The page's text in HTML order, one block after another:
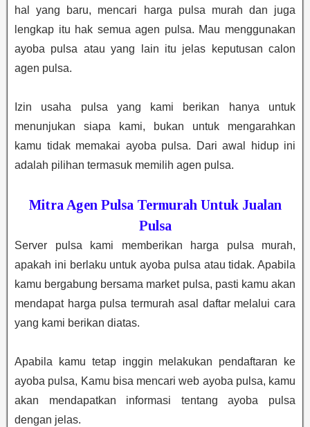
hal yang baru, mencari harga pulsa murah dan juga
lengkap itu hak semua agen pulsa. Mau menggunakan
ayoba pulsa atau yang lain itu jelas keputusan calon
agen pulsa.
Izin usaha pulsa yang kami berikan hanya untuk
menunjukan siapa kami, bukan untuk mengarahkan
kamu tidak memakai ayoba pulsa. Dari awal hidup ini
adalah pilihan termasuk memilih agen pulsa.
Mitra Agen Pulsa Termurah Untuk Jualan
Pulsa
Server pulsa kami memberikan harga pulsa murah,
apakah ini berlaku untuk ayoba pulsa atau tidak. Apabila
kamu bergabung bersama market pulsa, pasti kamu akan
mendapat harga pulsa termurah asal daftar melalui cara
yang kami berikan diatas.
Apabila kamu tetap inggin melakukan pendaftaran ke
ayoba pulsa, Kamu bisa mencari web ayoba pulsa, kamu
akan mendapatkan informasi tentang ayoba pulsa
dengan jelas.